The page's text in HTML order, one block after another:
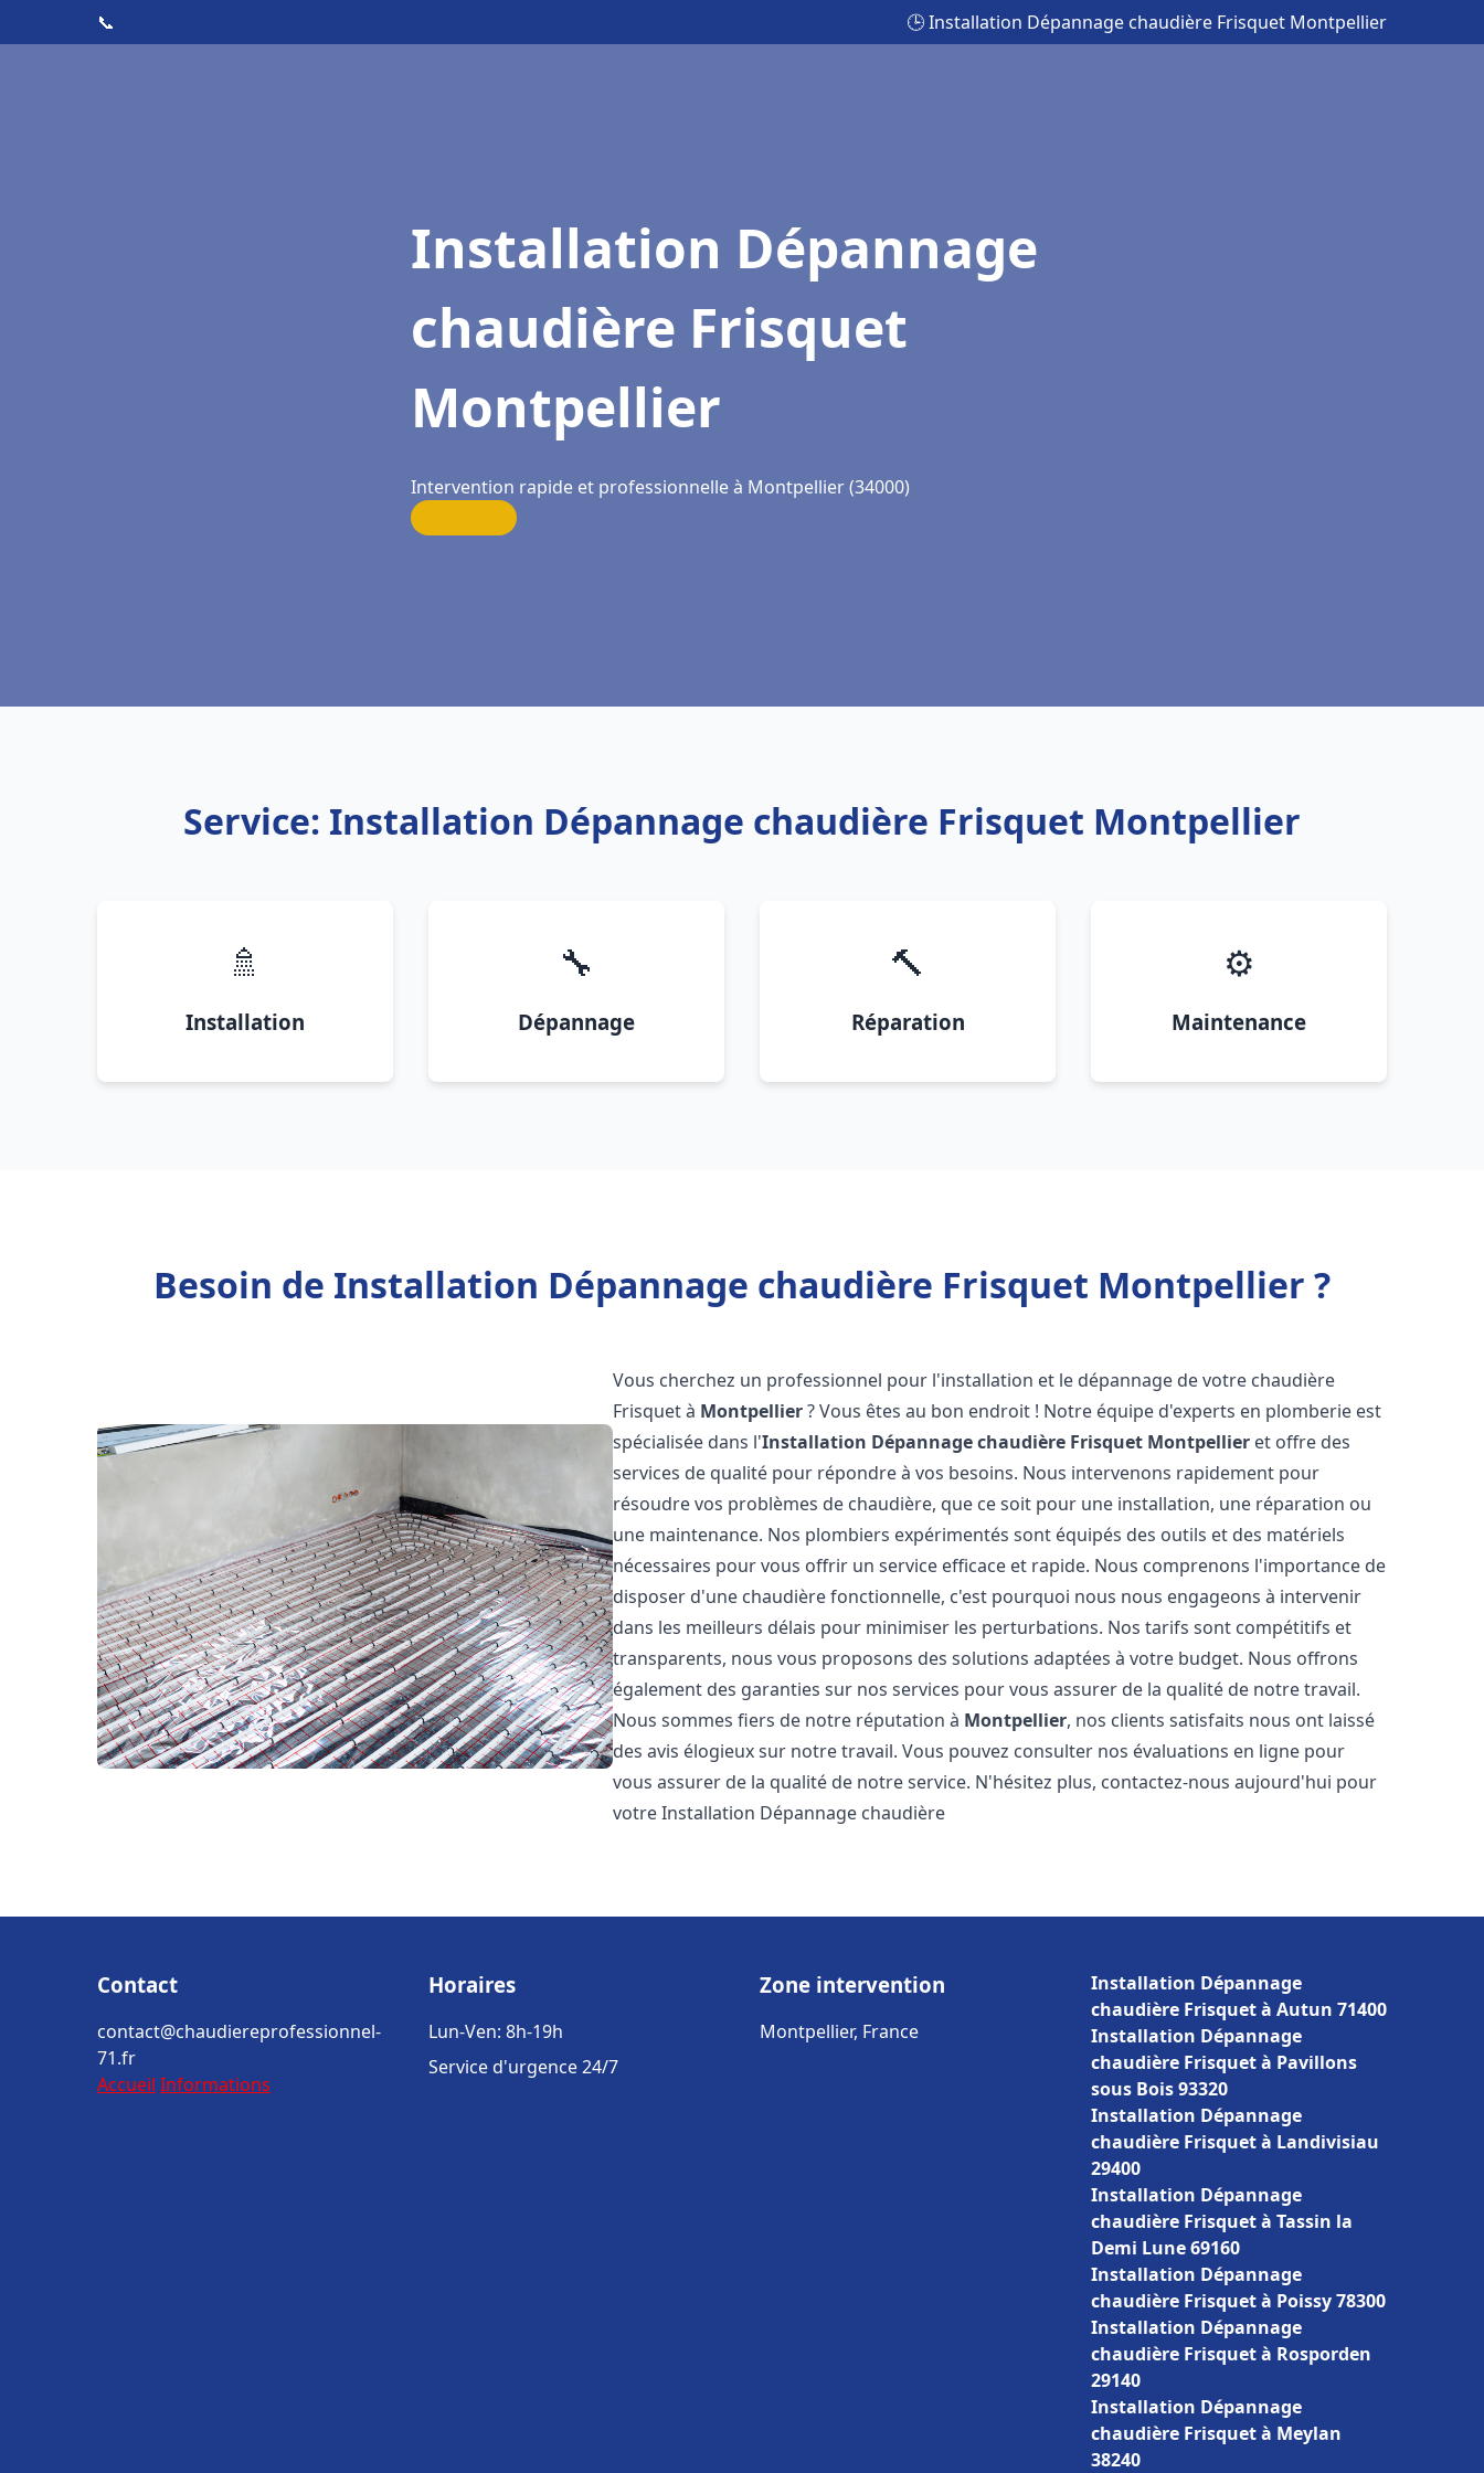
📞 🕒 Installation Dépannage chaudière Frisquet Montpellier
Installation Dépannage
chaudière Frisquet
Montpellier
Intervention rapide et professionnelle à Montpellier (34000)
Service: Installation Dépannage chaudière Frisquet Montpellier
🚿
Installation
🔧
Dépannage
🔨
Réparation
⚙️
Maintenance
Besoin de Installation Dépannage chaudière Frisquet Montpellier ?
Vous cherchez un professionnel pour l'installation et le dépannage de votre chaudière
Frisquet à Montpellier? Vous êtes au bon endroit ! Notre équipe d'experts en plomberie est
spécialisée dans l'Installation Dépannage chaudière Frisquet Montpellier et offre des
services de qualité pour répondre à vos besoins. Nous intervenons rapidement pour
résoudre vos problèmes de chaudière, que ce soit pour une installation, une réparation ou
une maintenance. Nos plombiers expérimentés sont équipés des outils et des matériels
nécessaires pour vous offrir un service efficace et rapide. Nous comprenons l'importance de
disposer d'une chaudière fonctionnelle, c'est pourquoi nous nous engageons à intervenir
dans les meilleurs délais pour minimiser les perturbations. Nos tarifs sont compétitifs et
transparents, nous vous proposons des solutions adaptées à votre budget. Nous offrons
également des garanties sur nos services pour vous assurer de la qualité de notre travail.
Nous sommes fiers de notre réputation à Montpellier, nos clients satisfaits nous ont laissé
des avis élogieux sur notre travail. Vous pouvez consulter nos évaluations en ligne pour
vous assurer de la qualité de notre service. N'hésitez plus, contactez-nous aujourd'hui pour
votre Installation Dépannage chaudière
Contact
contact@chaudiereprofessionnel-
71.fr
Accueil Informations
Horaires
Lun-Ven: 8h-19h
Service d'urgence 24/7
Zone intervention
Montpellier, France
Installation Dépannage
chaudière Frisquet à Autun 71400
Installation Dépannage
chaudière Frisquet à Pavillons
sous Bois 93320
Installation Dépannage
chaudière Frisquet à Landivisiau
29400
Installation Dépannage
chaudière Frisquet à Tassin la
Demi Lune 69160
Installation Dépannage
chaudière Frisquet à Poissy 78300
Installation Dépannage
chaudière Frisquet à Rosporden
29140
Installation Dépannage
chaudière Frisquet à Meylan
38240